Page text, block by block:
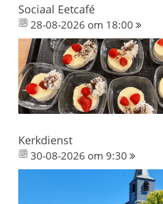
Sociaal Eetcafé
28-08-2026 om 18:00
Kerkdienst
30-08-2026 om 9:30